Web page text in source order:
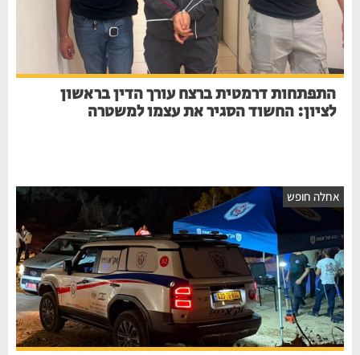
התפתחות דרמטית ברצח עורך הדין בראשון
לציון: החשוד הסגיר את עצמו למשטרה
אחלה חופש